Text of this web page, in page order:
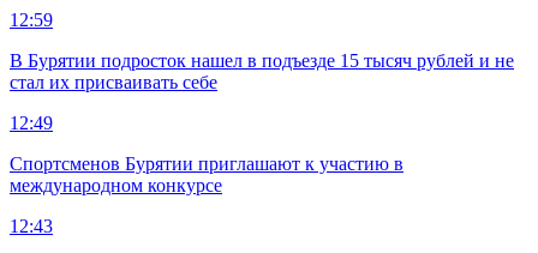
12:59
В Бурятии подросток нашел в подъезде 15 тысяч рублей и не
стал их присваивать себе
12:49
Спортсменов Бурятии приглашают к участию в
международном конкурсе
12:43